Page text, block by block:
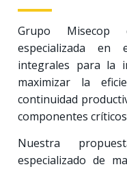
Grupo Misecop
especializada en
integrales para la
maximizar la
continuidad
componentes
Nuestra
especializado de